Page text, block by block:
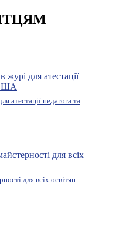
атестації педагога та
для всіх освітян